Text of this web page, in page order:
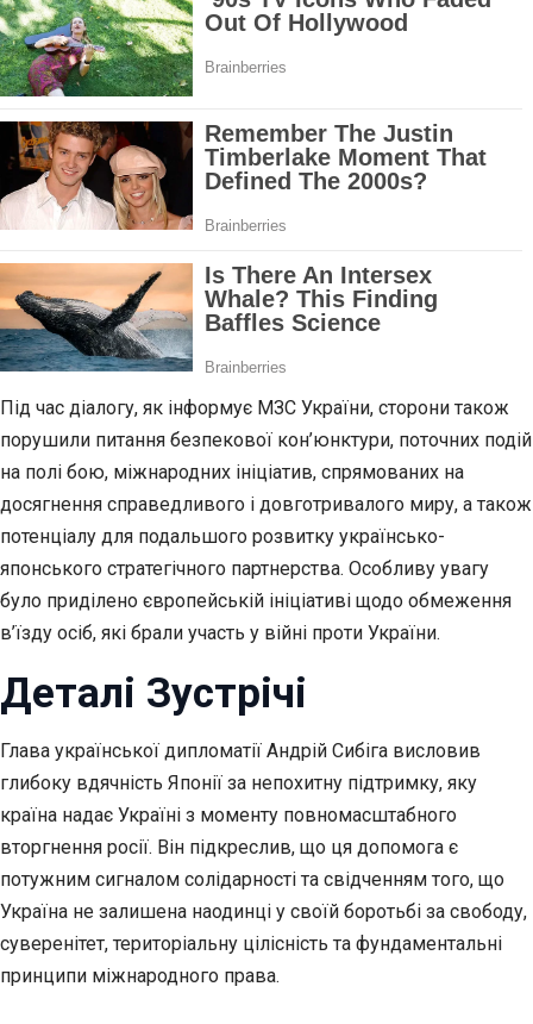
Під час діалогу, як інформує МЗС України, сторони також
порушили питання безпекової кон’юнктури, поточних подій
на полі бою, міжнародних ініціатив, спрямованих на
досягнення справедливого і довготривалого миру, а також
потенціалу для подальшого розвитку українсько-
японського стратегічного партнерства. Особливу увагу
було приділено європейській ініціативі щодо обмеження
в’їзду осіб, які брали участь у війні проти України.
Деталі Зустрічі
Глава української дипломатії Андрій Сибіга висловив
глибоку вдячність Японії за непохитну підтримку, яку
країна надає Україні з моменту повномасштабного
вторгнення росії. Він підкреслив, що ця допомога є
потужним сигналом солідарності та свідченням того, що
Україна не залишена наодинці у своїй боротьбі за свободу,
суверенітет, територіальну цілісність та фундаментальні
принципи міжнародного права.